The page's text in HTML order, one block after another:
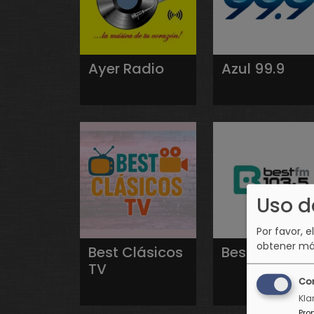
Ayer Radio Azul 99.9
Best Clásicos
TV
Best FM
Uso
Por favor,
obtener